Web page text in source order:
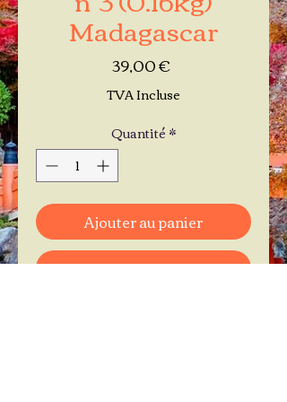
Madagascar
39,00 €Prix
TVA Incluse
Quantité*
Ajouter au panier
Commander et payer